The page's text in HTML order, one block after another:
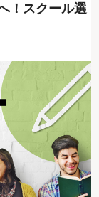
！スクール選